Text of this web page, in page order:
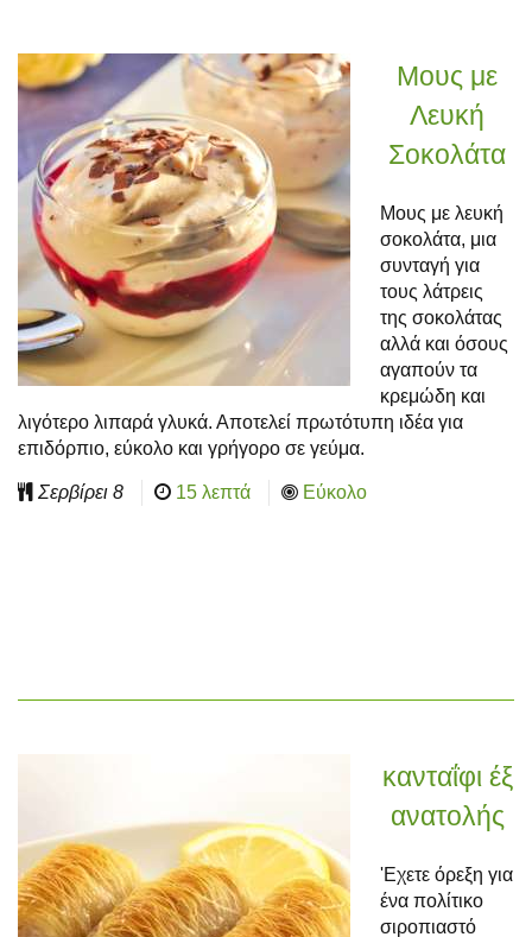
Μους με
Λευκή
Σοκολάτα
Μους με λευκή
σοκολάτα, μια
συνταγή για
τους λάτρεις
της σοκολάτας
αλλά και όσους
αγαπούν τα
κρεμώδη και
λιγότερο λιπαρά γλυκά. Αποτελεί πρωτότυπη ιδέα για
επιδόρπιο, εύκολο και γρήγορο σε γεύμα.
Σερβίρει 8 15 λεπτά Εύκολο
κανταΐφι έξ
ανατολής
'Εχετε όρεξη για
ένα πολίτικο
σιροπιαστό